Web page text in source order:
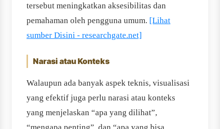
tersebut meningkatkan aksesibilitas dan
pemahaman oleh pengguna umum. [Lihat
sumber Disini - researchgate.net]
Narasi atau Konteks
Walaupun ada banyak aspek teknis, visualisasi
yang efektif juga perlu narasi atau konteks
yang menjelaskan “apa yang dilihat”,